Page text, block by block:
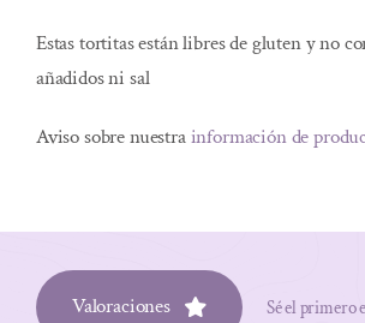
Estas tortitas están libres de gluten y no
añadidos ni sal
Aviso sobre nuestrainformación de
Valoraciones Sé el primero